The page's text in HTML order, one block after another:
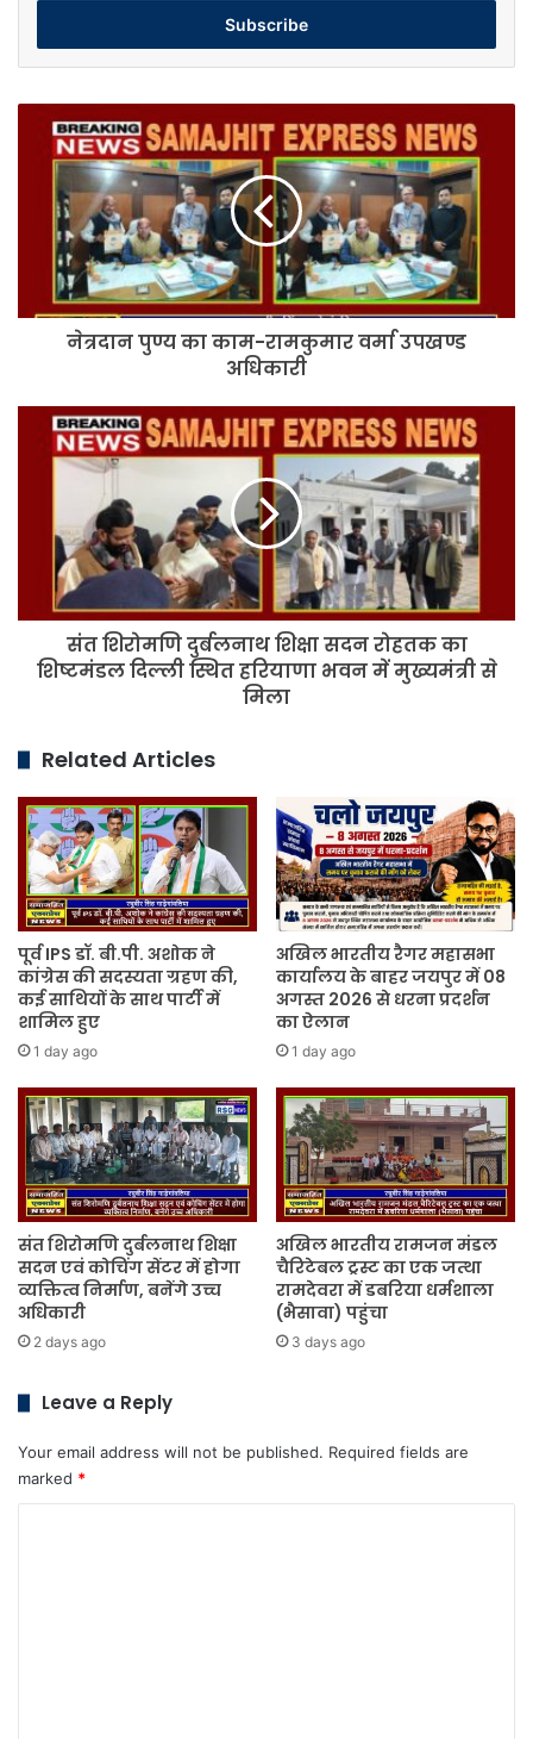
रामकुमार
उपखण्ड
अधिकारी
नेत्रदान पुण्य का काम-रामकुमार वर्मा उपखण्ड
अधिकारी
शिरोमणि
दुर्बलनाथ
शिष्टमंडल
दिल्ली
हरियाणा
से
संत शिरोमणि दुर्बलनाथ शिक्षा सदन रोहतक का
शिष्टमंडल दिल्ली स्थित हरियाणा भवन में मुख्यमंत्री से
मिला
Related Articles
पूर्व IPS डॉ. बी.पी. अशोक ने
कांग्रेस की सदस्यता ग्रहण की,
कई साथियों के साथ पार्टी में
शामिल हुए
1 day ago
अखिल भारतीय रैगर महासभा
कार्यालय के बाहर जयपुर में 08
अगस्त 2026 से धरना प्रदर्शन
का ऐलान
1 day ago
संत शिरोमणि दुर्बलनाथ शिक्षा
सदन एवं कोचिंग सेंटर में होगा
व्यक्तित्व निर्माण, बनेंगे उच्च
अधिकारी
2 days ago
अखिल भारतीय रामजन मंडल
चैरिटेबल ट्रस्ट का एक जत्था
रामदेवरा में डबरिया धर्मशाला
(भैसावा) पहुंचा
3 days ago
Leave a Reply
Your email address will not be published. Required fields are
marked *